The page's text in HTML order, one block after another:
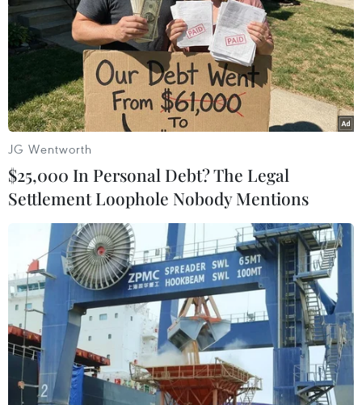
#Tin tức mới nhất trong ngày
#Tin tức thời sự
#Tin tức hot
#tin tức an ninh #An ninh
#Thời sự
#Thời sự hôm nay
#Bản tin thời sự
#Tội phạm
#Truy nã
#Tội phạm hình sự #Hình sự
#Công an
#Vụ án
#Phạm pháp #Pháp luật
#Pháp đình
#Xã hội
#An ninh xã hội #Chính trị
#VietnamPlus
Theo dõi VietnamPlus
TIN LIÊN QUAN
JG Wentworth
$25,000 In Personal Debt? The Legal
Settlement Loophole Nobody Mentions